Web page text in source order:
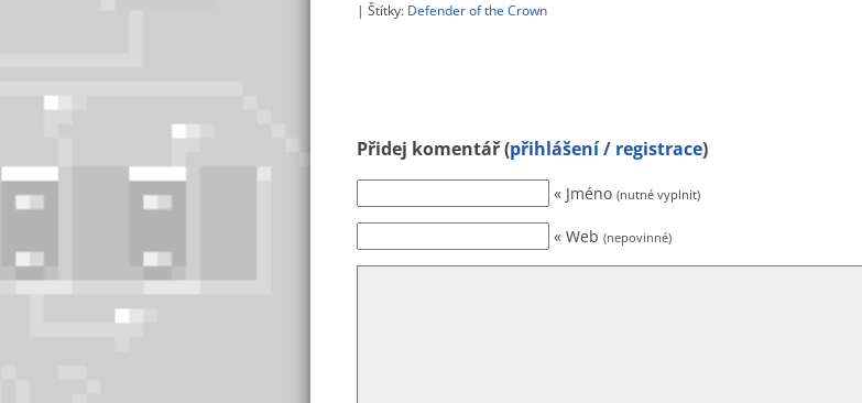
| Štítky: Defender of the Crown
Přidej komentář (přihlášení / registrace)
« Jméno (nutné vyplnit)
« Web (nepovinné)